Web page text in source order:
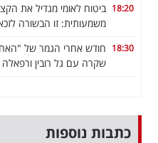
18:20 ביטוח לאומי מגדיל את
משמעותית: זו הבשורה
18:30 חודש אחרי הגמר של
שקרה עם גל רובין ורפאלה
כתבות נוספות